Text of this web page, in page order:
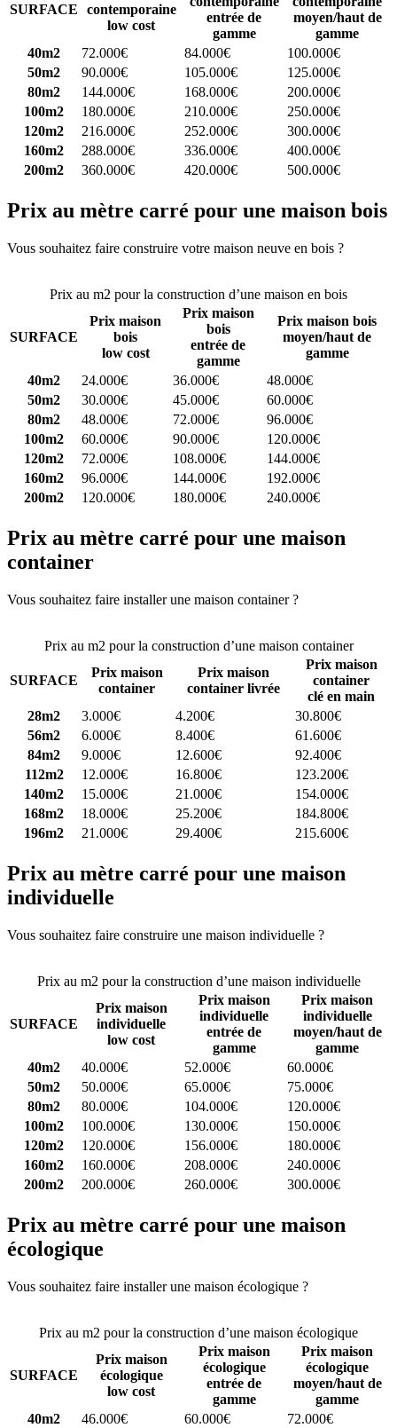
SURFACE
contemporaine
low cost
entrée de
gamme
moyen/haut de
gamme
40m2
72.000€ 84.000€
100.000€
50m2
90.000€ 105.000€
125.000€
80m2
144.000€ 168.000€
200.000€
100m2
180.000€ 210.000€
250.000€
120m2
216.000€ 252.000€
300.000€
160m2
288.000€ 336.000€
400.000€
200m2
360.000€ 420.000€ 500.000€
Prix au mètre carré pour une maison bois
Vous souhaitez faire construire votre maison neuve en bois ?
Prix au m2 pour la construction d’une maison en bois
SURFACE
Prix maison
bois
low cost
Prix maison
bois
entrée de
gamme
Prix maison bois
moyen/haut de
gamme
40m2
24.000€ 36.000€
48.000€
50m2
30.000€ 45.000€
60.000€
80m2
48.000€ 72.000€
96.000€
100m2
60.000€ 90.000€
120.000€
120m2
72.000€ 108.000€
144.000€
160m2
96.000€ 144.000€
192.000€
200m2
120.000€ 180.000€ 240.000€
Prix au mètre carré pour une maison
container
Vous souhaitez faire installer une maison container ?
Prix au m2 pour la construction d’une maison container
SURFACE
Prix maison
container
Prix maison
container livrée
Prix maison
container
clé en main
28m2
3.000€ 4.200€
30.800€
56m2
6.000€ 8.400€
61.600€
84m2
9.000€ 12.600€
92.400€
112m2
12.000€ 16.800€
123.200€
140m2
15.000€ 21.000€
154.000€
168m2
18.000€ 25.200€
184.800€
196m2
21.000€ 29.400€ 215.600€
Prix au mètre carré pour une maison
individuelle
Vous souhaitez faire construire une maison individuelle ?
Prix au m2 pour la construction d’une maison individuelle
SURFACE
Prix maison
individuelle
low cost
Prix maison
individuelle
entrée de
gamme
Prix maison
individuelle
moyen/haut de
gamme
40m2
40.000€ 52.000€
60.000€
50m2
50.000€ 65.000€
75.000€
80m2
80.000€ 104.000€
120.000€
100m2
100.000€ 130.000€
150.000€
120m2
120.000€ 156.000€
180.000€
160m2
160.000€ 208.000€
240.000€
200m2
200.000€ 260.000€ 300.000€
Prix au mètre carré pour une maison
écologique
Vous souhaitez faire installer une maison écologique ?
Prix au m2 pour la construction d’une maison écologique
SURFACE
Prix maison
écologique
low cost
Prix maison
écologique
entrée de
gamme
Prix maison
écologique
moyen/haut de
gamme
40m2
46.000€ 60.000€
72.000€